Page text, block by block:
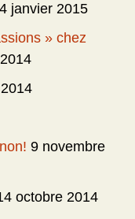
janvier 2015
» chez
9 novembre
octobre 2014